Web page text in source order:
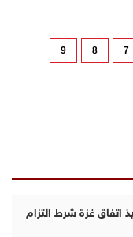
7
8
9
اتفاق غزة شرط التزام